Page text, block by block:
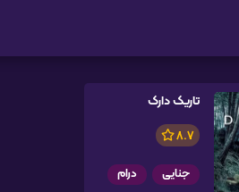
تاریک دارک
8.7
جنایی
درام